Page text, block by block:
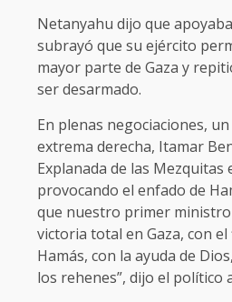
Netanyahu dijo que
subrayó que su ejército
mayor parte de Gaza y
ser desarmado.
En plenas negociaciones,
extrema derecha, Itamar
Explanada de las Mezquitas
provocando el enfado de
que nuestro primer
victoria total en Gaza, con
Hamás, con la ayuda de
los rehenes”, dijo el político